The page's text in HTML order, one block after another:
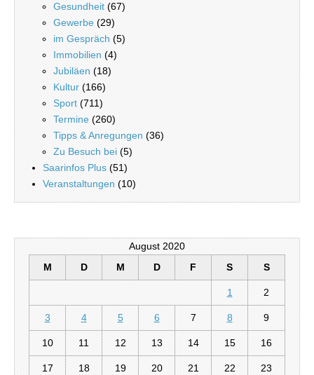
Gesundheit (67)
Gewerbe (29)
im Gespräch (5)
Immobilien (4)
Jubiläen (18)
Kultur (166)
Sport (711)
Termine (260)
Tipps & Anregungen (36)
Zu Besuch bei (5)
Saarinfos Plus (51)
Veranstaltungen (10)
August 2020
M
D M D F S S
1 2
3 4 5 6 7 8 9
10 11 12 13 14 15 16
17 18 19 20 21 22 23